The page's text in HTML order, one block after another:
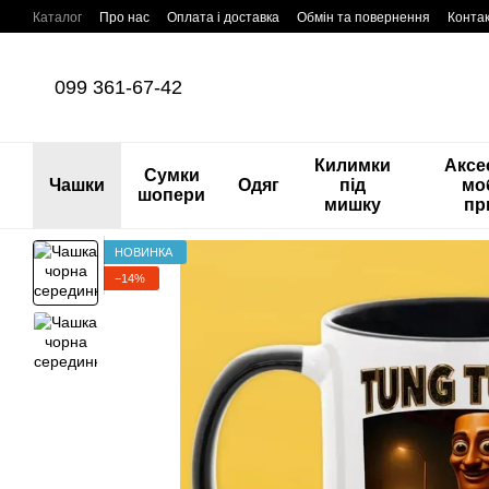
Перейти до основного контенту
Каталог Про нас Оплата і доставка Обмін та повернення
099 361-67-42
Чашки
Сумки
шопери
Одяг
Килимки
під
мишку
НОВИНКА
−14%